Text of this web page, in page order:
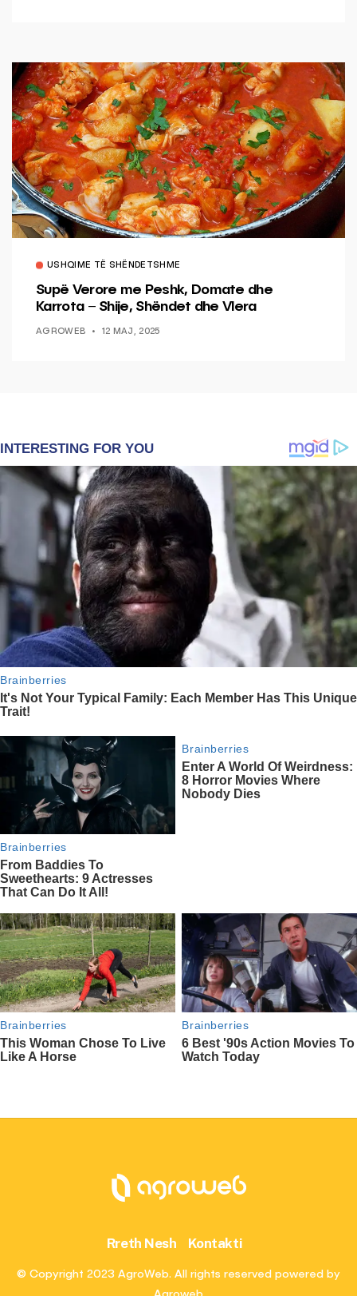
USHQIME TË SHËNDETSHME
Supë Verore me Peshk, Domate dhe
Karrota – Shije, Shëndet dhe Vlera
AGROWEB 12 MAJ, 2025
Rreth Nesh Kontakti
© Copyright 2023 AgroWeb. All rights reserved powered by